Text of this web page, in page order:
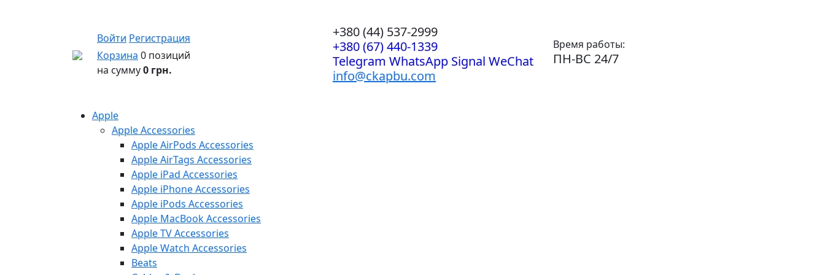
Войти Регистрация
Корзина 0 позиций
на сумму0 грн.
+380 (44) 537-2999
+380 (67) 440-1339
Telegram WhatsApp Signal WeChat
info@ckapbu.com
Время работы:
ПН-ВС 24/7
Apple
Apple Accessories
Apple AirPods Accessories
Apple AirTags Accessories
Apple iPad Accessories
Apple iPhone Accessories
Apple iPods Accessories
Apple MacBook Accessories
Apple TV Accessories
Apple Watch Accessories
Beats